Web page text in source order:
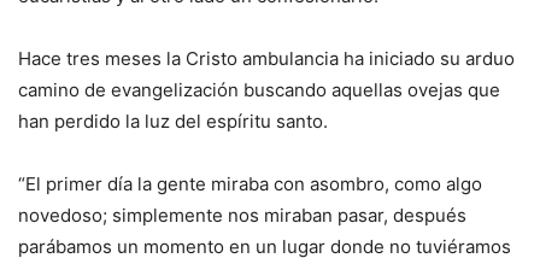
Hace tres meses la Cristo ambulancia ha iniciado su arduo
camino de evangelización buscando aquellas ovejas que
han perdido la luz del espíritu santo.
“El primer día la gente miraba con asombro, como algo
novedoso; simplemente nos miraban pasar, después
parábamos un momento en un lugar donde no tuviéramos